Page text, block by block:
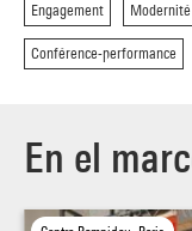
Engagement Modernité
Conférence-performance
En el